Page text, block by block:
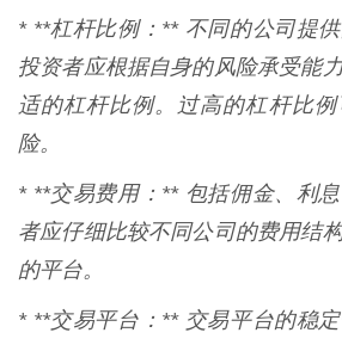
* **杠杆比例：** 不同的公司提
投资者应根据自身的风险承受能
适的杠杆比例。过高的杠杆比
险。
* **交易费用：** 包括佣金、利
者应仔细比较不同公司的费用结
的平台。
* **交易平台：** 交易平台的稳